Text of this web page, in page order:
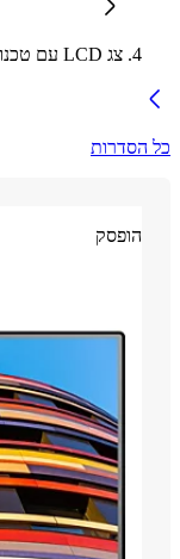
צג LCD עם טכנולוגיית SoftBlue
כל הסדרות
הופסק